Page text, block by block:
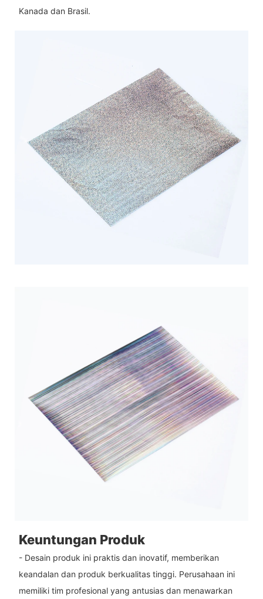
Kanada dan Brasil.
Keuntungan Produk
- Desain produk ini praktis dan inovatif, memberikan
keandalan dan produk berkualitas tinggi. Perusahaan ini
memiliki tim profesional yang antusias dan menawarkan